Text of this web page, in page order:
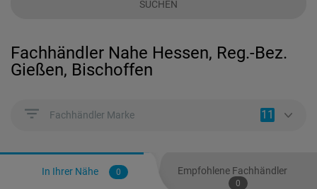
SUCHEN
Fachhändler Nahe Hessen, Reg.-Bez.
Gießen, Bischoffen
Fachhändler Marke 11
In Ihrer Nähe 0 Empfohlene Fachhändler
0